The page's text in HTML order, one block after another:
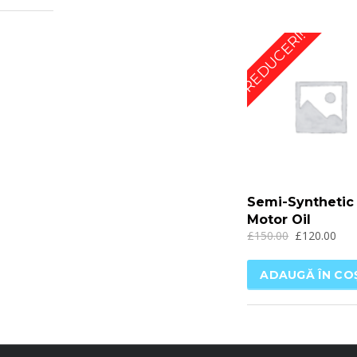
REDUCERI!
Semi-Synthetic
Motor Oil
£150.00 £120.00
ADAUGĂ ÎN